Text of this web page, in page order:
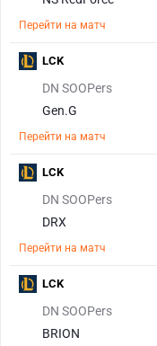
Перейти на матч
DN SOOPers
Gen.G
Перейти на матч
LCK
DN SOOPers
DRX
Перейти на матч
LCK
DN SOOPers
BRION
LCK